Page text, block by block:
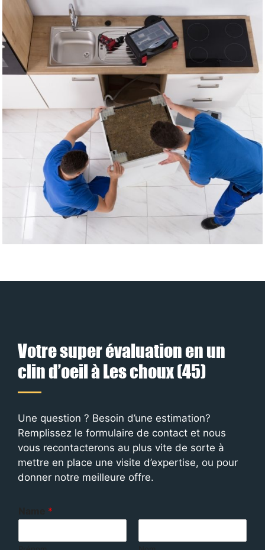
Votre super évaluation en un
clin d’oeil à Les choux (45)
Une question ? Besoin d’une estimation?
Remplissez le formulaire de contact et nous
vous recontacterons au plus vite de sorte à
mettre en place une visite d’expertise, ou pour
donner notre meilleure offre.
*